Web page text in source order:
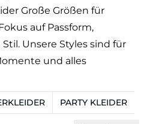
Große Größen für
auf Passform,
Unsere Styles sind für
und alles
PARTY KLEIDER